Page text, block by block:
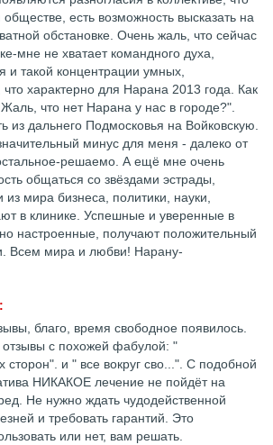
есть возможность высказать на
обстановке. Очень жаль, что сейчас
мне не хватает командного духа,
и такой концентрации умных,
характерно для Нарана 2013 года. Как
что нет Нарана у нас в городе?".
из дальнего Подмосковья на Войковскую.
минус для меня - далеко от
решаемо. А ещё мне очень
общаться со звёздами эстрады,
мира бизнеса, политики, науки,
в клинике. Успешные и уверенные в
настроенные, получают положительный
Всем мира и любви! Нарану-
благо, время свободное появилось.
отзывы с похожей фабулой: "
сторон". и " все вокруг сво...". С подобной
НИКАКОЕ лечение не пойдёт на
Не нужно ждать чудодейственной
и требовать гарантий. Это
или нет, вам решать.